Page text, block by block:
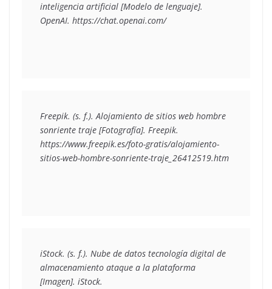
inteligencia artificial [Modelo de lenguaje].
OpenAI. https://chat.openai.com/
Freepik. (s. f.). Alojamiento de sitios web hombre
sonriente traje [Fotografía]. Freepik.
https://www.freepik.es/foto-gratis/alojamiento-
sitios-web-hombre-sonriente-traje_26412519.htm
iStock. (s. f.). Nube de datos tecnología digital de
almacenamiento ataque a la plataforma
[Imagen]. iStock.